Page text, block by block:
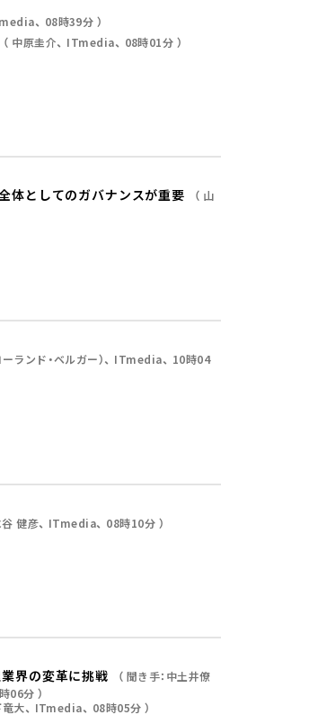
08時39分
中原圭介 ITmedia 08時01分
体としてのガバナンスが重要
山
ランド・ベルガー） ITmedia
10時04
健彦 ITmedia 08時10分
界の変革に挑戦
聞き手：中土井僚
06分
竜大 ITmedia 08時05分